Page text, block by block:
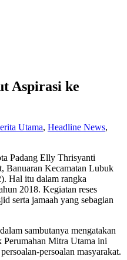
Aspirasi ke
Utama, Headline News,
Padang Elly Thrisyanti
Banuaran Kecamatan Lubuk
Hal itu dalam rangka
2018. Kegiatan reses
serta jamaah yang sebagian
sambutanya mengatakan
Mitra Utama ini
persoalan masyarakat.